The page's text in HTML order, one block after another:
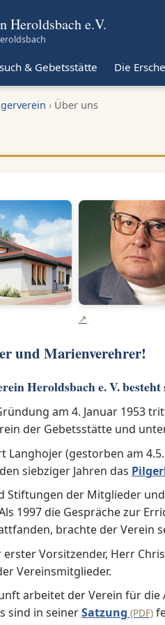
Heroldsbach e.V.
& Gebetsstätte Die
› Über uns
und Marienverehrer!
Heroldsbach e. V.
am 4. Januar 1953
der Gebetsstätte und
Langhojer (gestorben am
siebziger Jahren das
Stiftungen der Mitglieder
1997 die Gespräche zur
brachte der Verein
erster Vorsitzender, Herr
Vereinsmitglieder.
arbeitet der Verein für
sind in seinerSatzung